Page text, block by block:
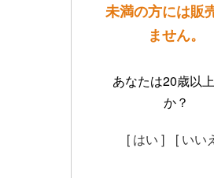
未満の方には販
ません。
あなたは20歳以
か？
[ はい ] [ いい